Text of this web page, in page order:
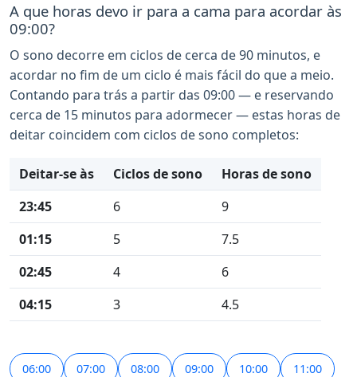
A que horas devo ir para a cama para acordar às
09:00?
O sono decorre em ciclos de cerca de 90 minutos, e
acordar no fim de um ciclo é mais fácil do que a meio.
Contando para trás a partir das 09:00 — e reservando
cerca de 15 minutos para adormecer — estas horas de
deitar coincidem com ciclos de sono completos:
Deitar-se às Ciclos de sono
Horas de sono
23:45
6
9
01:15
5
7.5
02:45
4
6
04:15
3 4.5
06:00 07:00 08:00 09:00 10:00 11:00